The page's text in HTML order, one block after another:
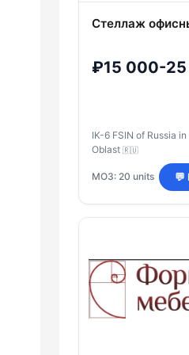
Стеллаж
₽15 000-
IK-6 FSIN of Russia
Oblast 🇷🇺
МОЗ: 20 units 💬